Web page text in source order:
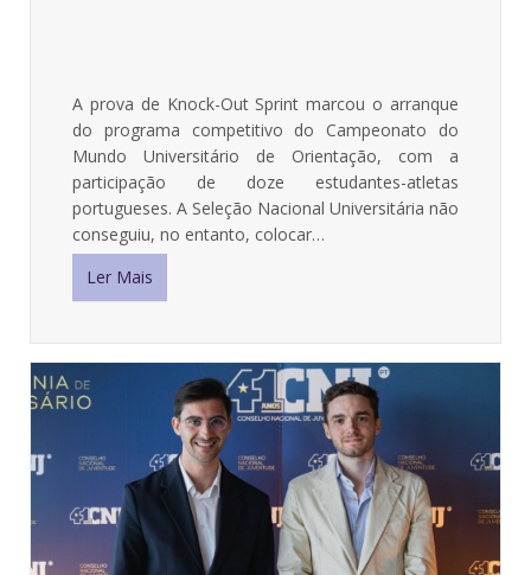
A prova de Knock-Out Sprint marcou o arranque
do programa competitivo do Campeonato do
Mundo Universitário de Orientação, com a
participação de doze estudantes-atletas
portugueses. A Seleção Nacional Universitária não
conseguiu, no entanto, colocar…
Ler Mais